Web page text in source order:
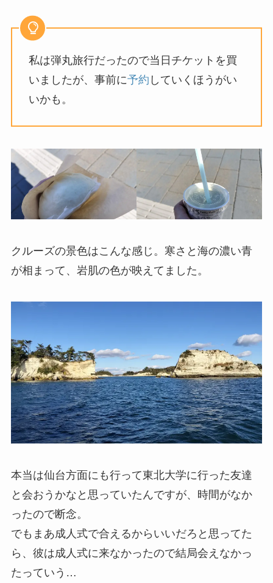
私は弾丸旅行だったので当日チケットを買
いましたが、事前に予約 していくほうがい
いかも。
クルーズの景色はこんな感じ。寒さと海の濃い青
が相まって、岩肌の色が映えてました。
本当は仙台方面にも行って東北大学に行った友達
と会おうかなと思っていたんですが、時間がなか
ったので断念。
でもまあ成人式で合えるからいいだろと思ってた
ら、彼は成人式に来なかったので結局会えなかっ
たっていう…